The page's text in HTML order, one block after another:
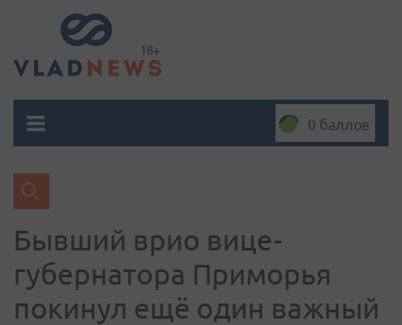
0 баллов
Бывший врио вице-
губернатора Приморья
покинул ещё один важный